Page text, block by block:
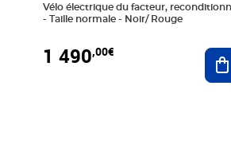
Vélo électrique du facteur,
- Taille normale - Noir/ Rouge
1 490,00€